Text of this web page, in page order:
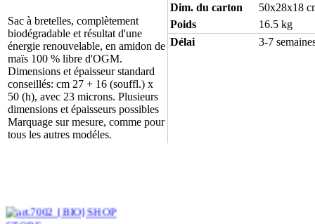
Sac à bretelles, complètement
biodégradable et résultat d'une
énergie renouvelable, en amidon de
maïs 100 % libre d'OGM.
Dimensions et épaisseur standard
conseillés: cm 27 + 16 (souffl.) x
50 (h), avec 23 microns. Plusieurs
dimensions et épaisseurs possibles
Marquage sur mesure, comme pour
tous les autres modéles.
Dim. du carton
50x28x18
Poids
16.5 kg
Délai
3-7